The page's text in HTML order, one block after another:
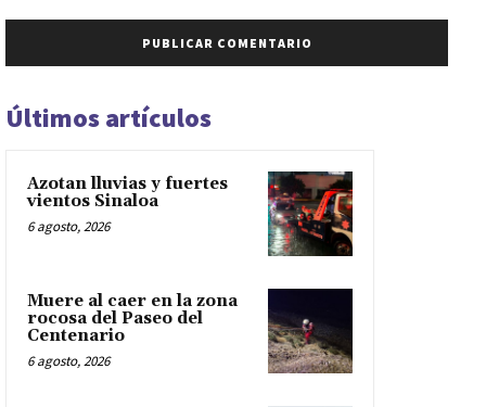
Últimos artículos
Azotan lluvias y fuertes
vientos Sinaloa
6 agosto, 2026
Muere al caer en la zona
rocosa del Paseo del
Centenario
6 agosto, 2026